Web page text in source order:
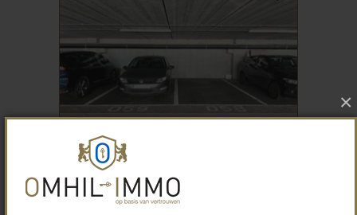
×
BLANKENBERGE
Te koop | € 39 500